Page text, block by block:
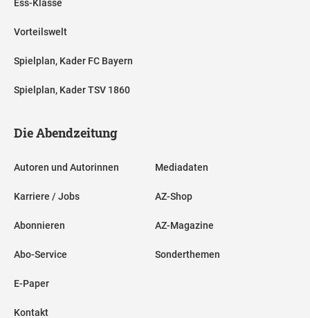
Ess-Klasse
Vorteilswelt
Spielplan, Kader FC Bayern
Spielplan, Kader TSV 1860
Die Abendzeitung
Autoren und Autorinnen
Karriere / Jobs
Abonnieren
Abo-Service
E-Paper
Kontakt
Mediadaten
AZ-Shop
AZ-Magazine
Sonderthemen